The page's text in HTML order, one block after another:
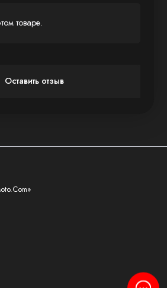
товаре.
Оставить отзыв